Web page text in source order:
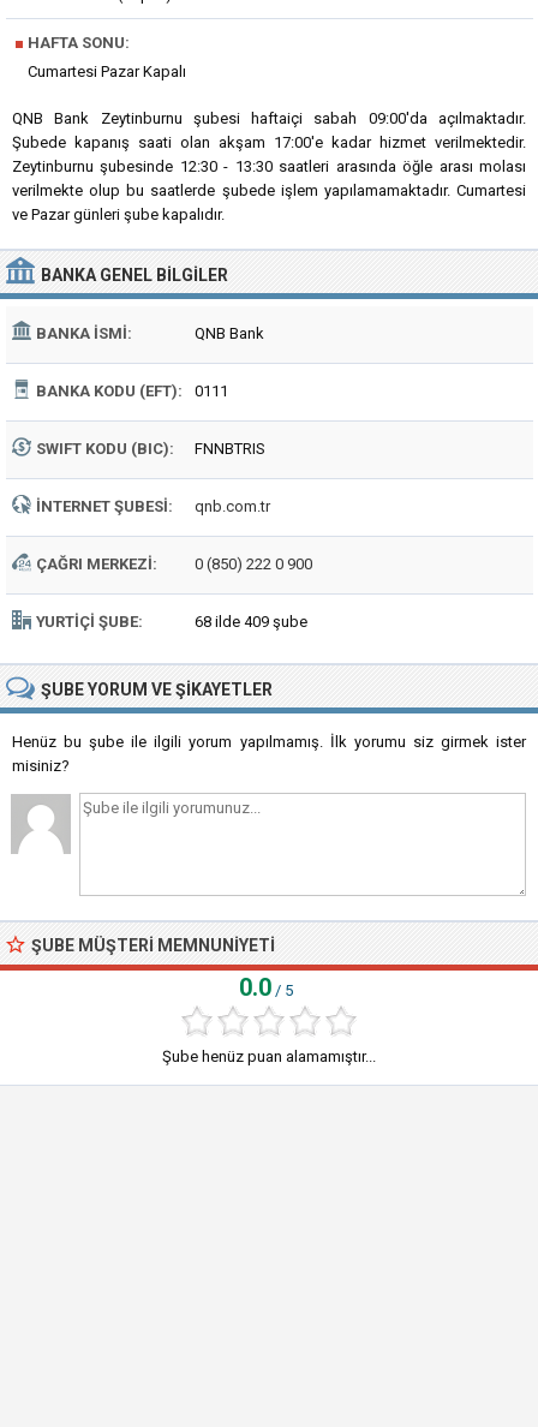
■ HAFTA SONU:
Cumartesi Pazar Kapalı
QNB Bank Zeytinburnu şubesi haftaiçi sabah 09:00'da açılmaktadır.
Şubede kapanış saati olan akşam 17:00'e kadar hizmet verilmektedir.
Zeytinburnu şubesinde 12:30 - 13:30 saatleri arasında öğle arası molası
verilmekte olup bu saatlerde şubede işlem yapılamamaktadır. Cumartesi
ve Pazar günleri şube kapalıdır.
BANKA GENEL BILGILER
BANKA İSMI: QNB Bank
BANKA KODU (EFT): 0111
SWIFT KODU (BIC): FNNBTRIS
İNTERNET ŞUBESI: qnb.com.tr
ÇAĞRI MERKEZI: 0 (850) 222 0 900
YURTIÇI ŞUBE: 68 ilde 409 şube
ŞUBEYORUM VE ŞIKAYETLER
Henüz bu şube ile ilgili yorum yapılmamış. İlk yorumu siz girmek ister
misiniz?
ŞUBE MÜŞTERI MEMNUNIYETI
0.0 / 5
Şube henüz puan alamamıştır...